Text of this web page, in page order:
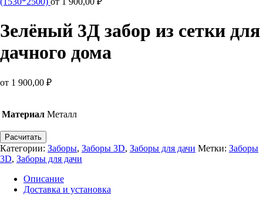
Зелёный 3Д забор из сетки для
дачного дома
от 1 900,00 ₽
Материал Металл
Расчитать
Категории: Заборы, Заборы 3D, Заборы для дачи Метки: Заборы
3D, Заборы для дачи
Описание
Доставка и установка